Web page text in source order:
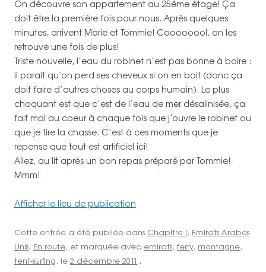
On découvre son appartement au 25ème étage! Ça
doit être la première fois pour nous. Après quelques
minutes, arrivent Marie et Tommie! Coooooool, on les
retrouve une fois de plus!
Triste nouvelle, l’eau du robinet n’est pas bonne à boire :
il parait qu’on perd ses cheveux si on en boit (donc ça
doit faire d’autres choses au corps humain). Le plus
choquant est que c’est de l’eau de mer désalinisée, ça
fait mal au coeur à chaque fois que j’ouvre le robinet ou
que je tire la chasse. C’est à ces moments que je
repense que tout est artificiel ici!
Allez, au lit après un bon repas préparé par Tommie!
Mmm!
Afficher le lieu de publication
Cette entrée a été publiée dans Chapitre I, Emirats Arabes
Unis, En route, et marquée avec emirats, ferry, montagne,
tent-surfing, le 2 décembre 2011 .